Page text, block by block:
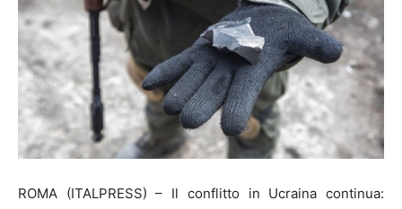
ROMA (ITALPRESS) – Il conflitto in Ucraina continua: